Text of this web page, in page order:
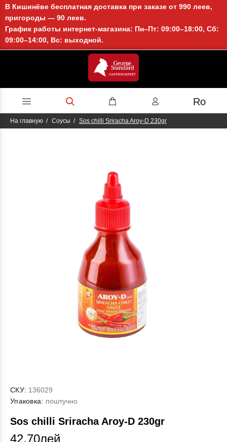
В Кишинёве бесплатная доставка при заказе от 990 леев,
пригороды — 90 леев.
График работы интернет-магазина: Пн–Пт: 09:00–18:00, Сб:
09:00–14:00, Вс: выходной.
Ro
На главную Соусы Sos chilli Sriracha Aroy-D 230gr
СКУ: 136029
Упаковка: поштучно
Sos chilli Sriracha Aroy-D 230gr
42.70лей